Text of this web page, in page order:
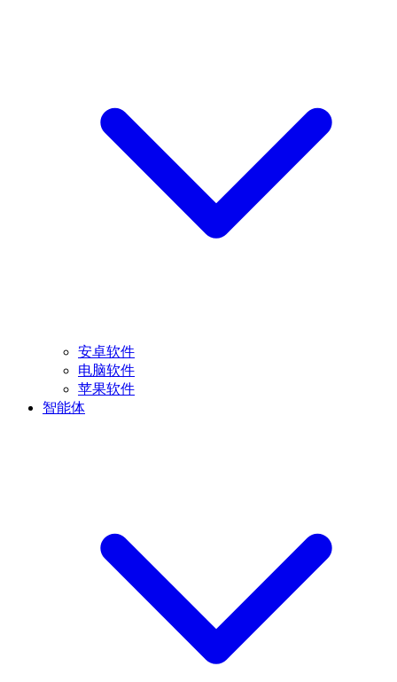
安卓软件
电脑软件
苹果软件
智能体